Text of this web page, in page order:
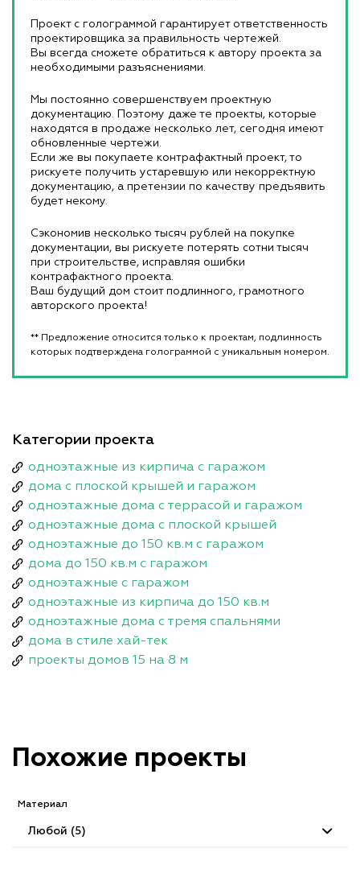
Проект с голограммой гарантирует ответственность
проектировщика за правильность чертежей.
Вы всегда сможете обратиться к автору проекта за
необходимыми разъяснениями.
Мы постоянно совершенствуем проектную
документацию. Поэтому даже те проекты, которые
находятся в продаже несколько лет, сегодня имеют
обновленные чертежи.
Если же вы покупаете контрафактный проект, то
рискуете получить устаревшую или некорректную
документацию, а претензии по качеству предъявить
будет некому.
Сэкономив несколько тысяч рублей на покупке
документации, вы рискуете потерять сотни тысяч
при строительстве, исправляя ошибки
контрафактного проекта.
Ваш будущий дом стоит подлинного, грамотного
авторского проекта!
** Предложение относится только к проектам, подлинность
которых подтверждена голограммой с уникальным номером.
Категории проекта
одноэтажные из кирпича с гаражом
дома с плоской крышей и гаражом
одноэтажные дома с террасой и гаражом
одноэтажные дома с плоской крышей
одноэтажные до 150 кв.м с гаражом
дома до 150 кв.м с гаражом
одноэтажные с гаражом
одноэтажные из кирпича до 150 кв.м
одноэтажные дома с тремя спальнями
дома в стиле хай-тек
проекты домов 15 на 8 м
Похожие проекты
Материал
Любой (5)